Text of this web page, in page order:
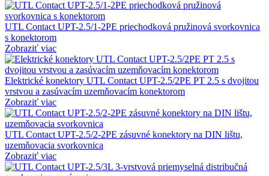
UTL Contact UPT-2.5/1-2PE priechodková pružinová svorkovnica
s konektorom
Zobraziť viac
Elektrické konektory UTL Contact UPT-2.5/2PE PT 2.5 s dvojitou
vrstvou a zasúvacím uzemňovacím konektorom
Zobraziť viac
UTL Contact UPT-2.5/2-2PE zásuvné konektory na DIN lištu,
uzemňovacia svorkovnica
Zobraziť viac